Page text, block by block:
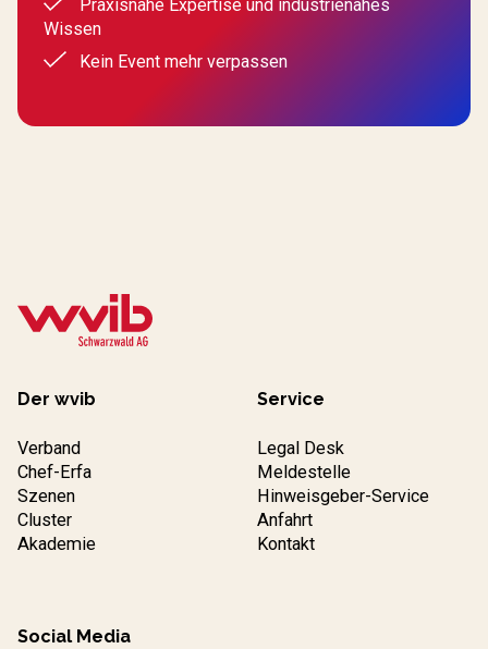
Praxisnahe Expertise und industrienahes
Wissen
Kein Event mehr verpassen
Der wvib
Verband
Chef-Erfa
Szenen
Cluster
Akademie
Service
Legal Desk
Meldestelle
Hinweisgeber-Service
Anfahrt
Kontakt
Social Media